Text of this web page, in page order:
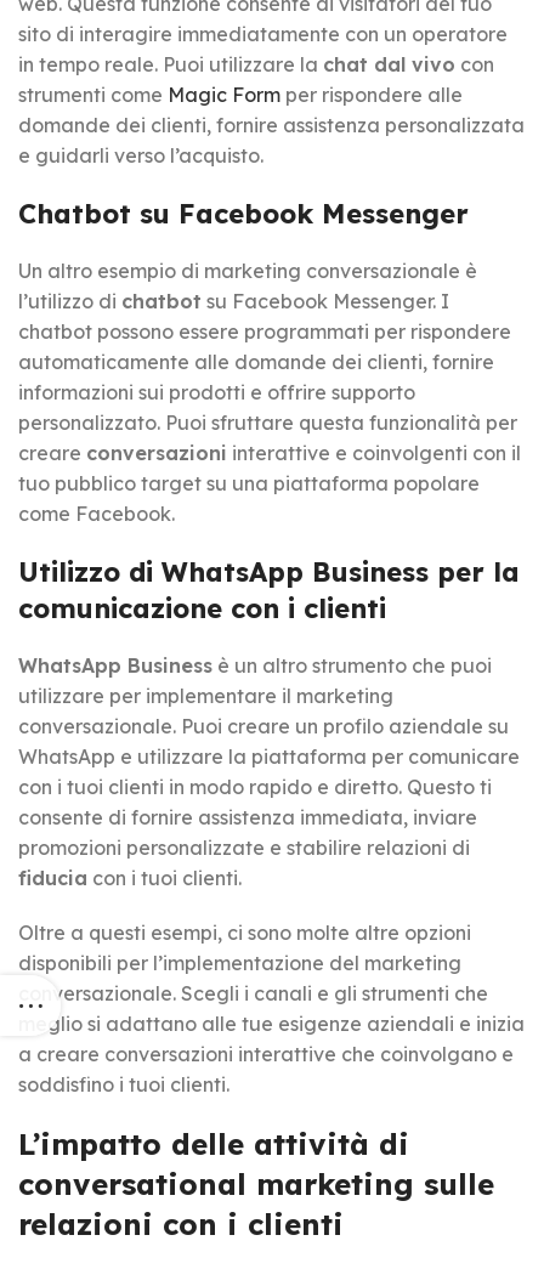
sito di interagire immediatamente con un operatore
in tempo reale. Puoi utilizzare la chat dal vivo con
strumenti come Magic Form per rispondere alle
domande dei clienti, fornire assistenza personalizzata
e guidarli verso l’acquisto.
Chatbot su Facebook Messenger
Un altro esempio di marketing conversazionale è
l’utilizzo di chatbot su Facebook Messenger. I
chatbot possono essere programmati per rispondere
automaticamente alle domande dei clienti, fornire
informazioni sui prodotti e offrire supporto
personalizzato. Puoi sfruttare questa funzionalità per
creare conversazioni interattive e coinvolgenti con il
tuo pubblico target su una piattaforma popolare
come Facebook.
Utilizzo di WhatsApp Business per la
comunicazione con i clienti
WhatsApp Business è un altro strumento che puoi
utilizzare per implementare il marketing
conversazionale. Puoi creare un profilo aziendale su
WhatsApp e utilizzare la piattaforma per comunicare
con i tuoi clienti in modo rapido e diretto. Questo ti
consente di fornire assistenza immediata, inviare
promozioni personalizzate e stabilire relazioni di
fiducia con i tuoi clienti.
Oltre a questi esempi, ci sono molte altre opzioni
disponibili per l’implementazione del marketing
conversazionale. Scegli i canali e gli strumenti che
meglio si adattano alle tue esigenze aziendali e inizia
a creare conversazioni interattive che coinvolgano e
soddisfino i tuoi clienti.
L’impatto delle attività di
conversational marketing sulle
relazioni con i clienti